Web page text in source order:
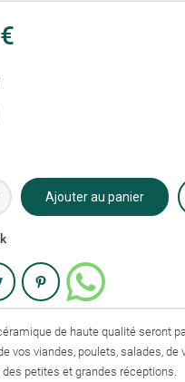
Ajouter au panier
de haute qualité seront
vos viandes, poulets, salades, de
petites et grandes réceptions.